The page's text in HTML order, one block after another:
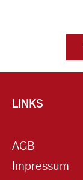
LINKS
AGB
Impressum